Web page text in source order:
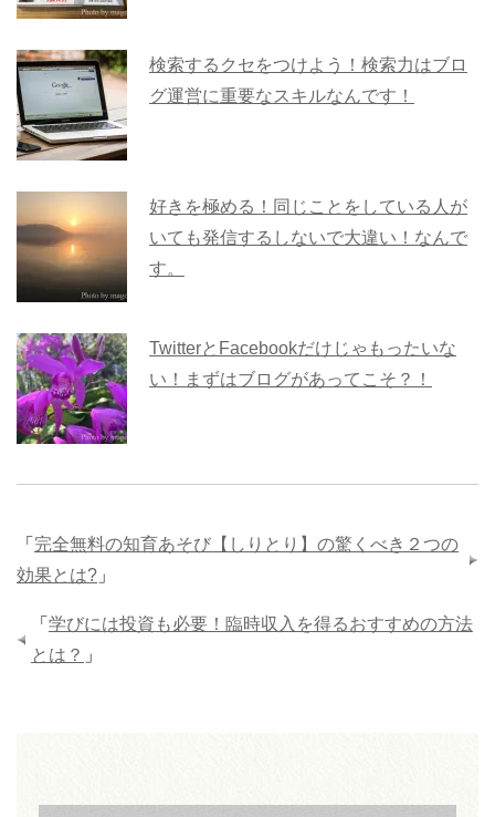
検索するクセをつけよう！検索力はブロ
グ運営に重要なスキルなんです！
好きを極める！同じことをしている人が
いても発信するしないで大違い！なんで
す。
TwitterとFacebookだけじゃもったいな
い！まずはブログがあってこそ？！
「 完全無料の知育あそび【しりとり】の驚くべき２つの
効果とは? 」
「 学びには投資も必要！臨時収入を得るおすすめの方法
とは？ 」